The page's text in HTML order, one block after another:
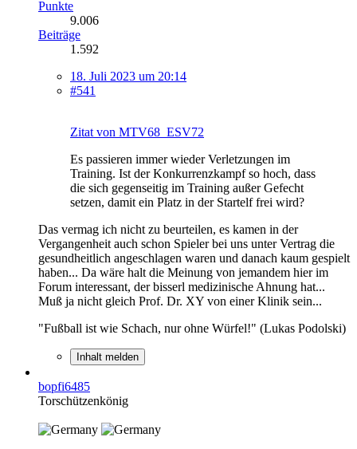
Punkte
9.006
Beiträge
1.592
18. Juli 2023 um 20:14
#541
Zitat von MTV68_ESV72
Es passieren immer wieder Verletzungen im
Training. Ist der Konkurrenzkampf so hoch, dass
die sich gegenseitig im Training außer Gefecht
setzen, damit ein Platz in der Startelf frei wird?
Das vermag ich nicht zu beurteilen, es kamen in der
Vergangenheit auch schon Spieler bei uns unter Vertrag die
gesundheitlich angeschlagen waren und danach kaum gespielt
haben... Da wäre halt die Meinung von jemandem hier im
Forum interessant, der bisserl medizinische Ahnung hat...
Muß ja nicht gleich Prof. Dr. XY von einer Klinik sein...
"Fußball ist wie Schach, nur ohne Würfel!" (Lukas Podolski)
Inhalt melden
bopfi6485
Torschützenkönig